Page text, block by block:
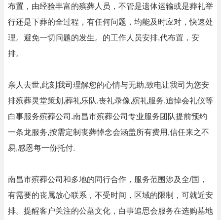
布置，由经验丰富的殡葬人员，不管是遗体运输或是葬礼举
行还是下葬的全过程，有任何问题，均能及时应对，快速处
理。避免一切问题的发生。的工作人员安排,代布置，安
排。
亲人去世,此刻我司理解您的心情与无助,致电让我司为您安
排殡葬灵堂策划,葬礼乐队,丧礼录像,殡礼服务,追悼会礼仪等
白事服务殡葬公司.南昌市殡葬公司专业服务团队提前预约
一条龙服务,按需定制丧葬悼念会涵盖所有费用,信任来之不
易,感恩每一份托付.
南昌市殡葬公司和多地的同行合作，服务范围涉及全/国，
有需要的丧属放心联系，不受时间，区域的限制，可就近安
排。提醒客户关注的公墓文化，白事追思会服务在选购墓地